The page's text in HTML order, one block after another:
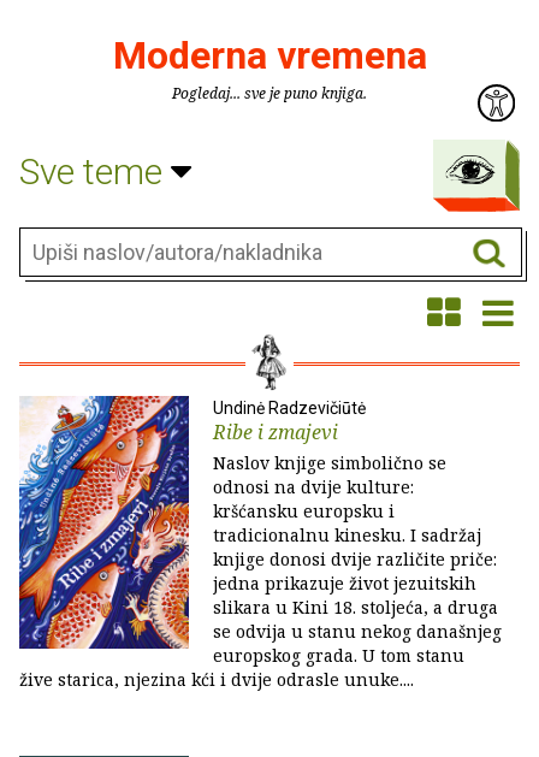
Moderna vremena
Pogledaj... sve je puno knjiga.
Sve teme
Undinė Radzevičiūtė
Ribe i zmajevi
Naslov knjige simbolično se
odnosi na dvije kulture:
kršćansku europsku i
tradicionalnu kinesku. I sadržaj
knjige donosi dvije različite priče:
jedna prikazuje život jezuitskih
slikara u Kini 18. stoljeća, a druga
se odvija u stanu nekog današnjeg
europskog grada. U tom stanu
žive starica, njezina kći i dvije odrasle unuke....